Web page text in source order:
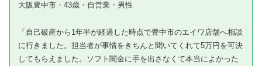
大阪豊中市・43歳・自営業・男性
「自己破産から1年半が経過した時点で豊中市のエイワ店舗へ相談
に行きました。担当者が事情をきちんと聞いてくれて5万円を可決
してもらえました。ソフト闇金に手を出さなくて本当によかった